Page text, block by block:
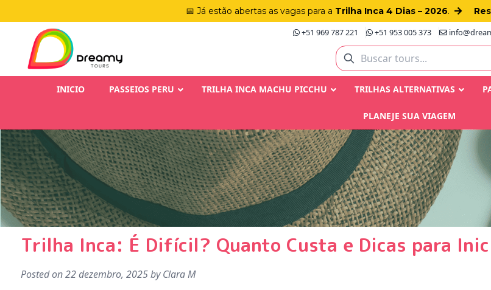
📅 Já estão abertas as vagas para a Trilha Inca 4 Dias – 2026.
+51 969 787 221
+51 953 005 373
INICIO PASSEIOS PERU TRILHA INCA MACHU PICCHU TRILHAS ALTERNATIVAS
PLANEJE SUA VIAGEM
Trilha Inca: É Difícil? Quanto Custa e Dicas para
Posted on22 dezembro, 2025byClara M